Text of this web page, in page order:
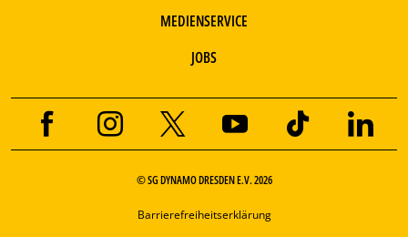
MEDIENSERVICE
JOBS
© SG DYNAMO DRESDEN E.V. 2026
Barrierefreiheitserklärung